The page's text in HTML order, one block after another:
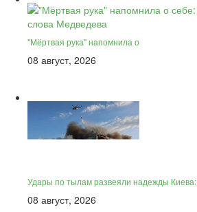
"Мёртвая рука" напомнила о
08 август, 2026
Удары по тылам развеяли надежды Киева:
08 август, 2026